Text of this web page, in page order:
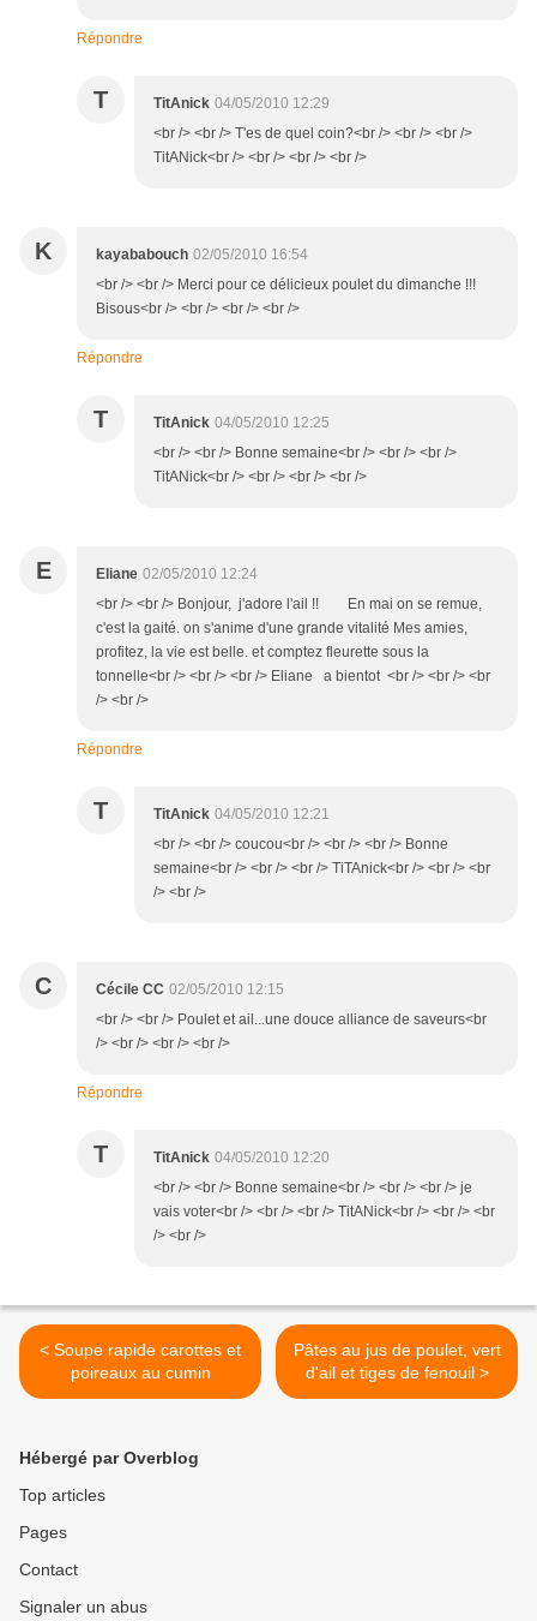
Répondre
T TitAnick 04/05/2010 12:29
<br /> <br /> T'es de quel coin?<br /> <br /> <br />
TitANick<br /> <br /> <br /> <br />
K kayababouch 02/05/2010 16:54
<br /> <br /> Merci pour ce délicieux poulet du dimanche !!!
Bisous<br /> <br /> <br /> <br />
Répondre
T TitAnick 04/05/2010 12:25
<br /> <br /> Bonne semaine<br /> <br /> <br />
TitANick<br /> <br /> <br /> <br />
E Eliane 02/05/2010 12:24
<br /> <br /> Bonjour, j'adore l'ail !! En mai on se remue,
c'est la gaité. on s'anime d'une grande vitalité Mes amies,
profitez, la vie est belle. et comptez fleurette sous la
tonnelle<br /> <br /> <br /> Eliane a bientot <br /> <br /> <br
/> <br />
Répondre
T TitAnick 04/05/2010 12:21
<br /> <br /> coucou<br /> <br /> <br /> Bonne
semaine<br /> <br /> <br /> TiTAnick<br /> <br /> <br
/> <br />
C Cécile CC 02/05/2010 12:15
<br /> <br /> Poulet et ail...une douce alliance de saveurs<br
/> <br /> <br /> <br />
Répondre
T TitAnick 04/05/2010 12:20
<br /> <br /> Bonne semaine<br /> <br /> <br /> je
vais voter<br /> <br /> <br /> TitANick<br /> <br /> <br
/> <br />
< Soupe rapide carottes et
poireaux au cumin
Pâtes au jus de poulet, vert
d'ail et tiges de fenouil >
Hébergé par Overblog
Top articles
Pages
Contact
Signaler un abus